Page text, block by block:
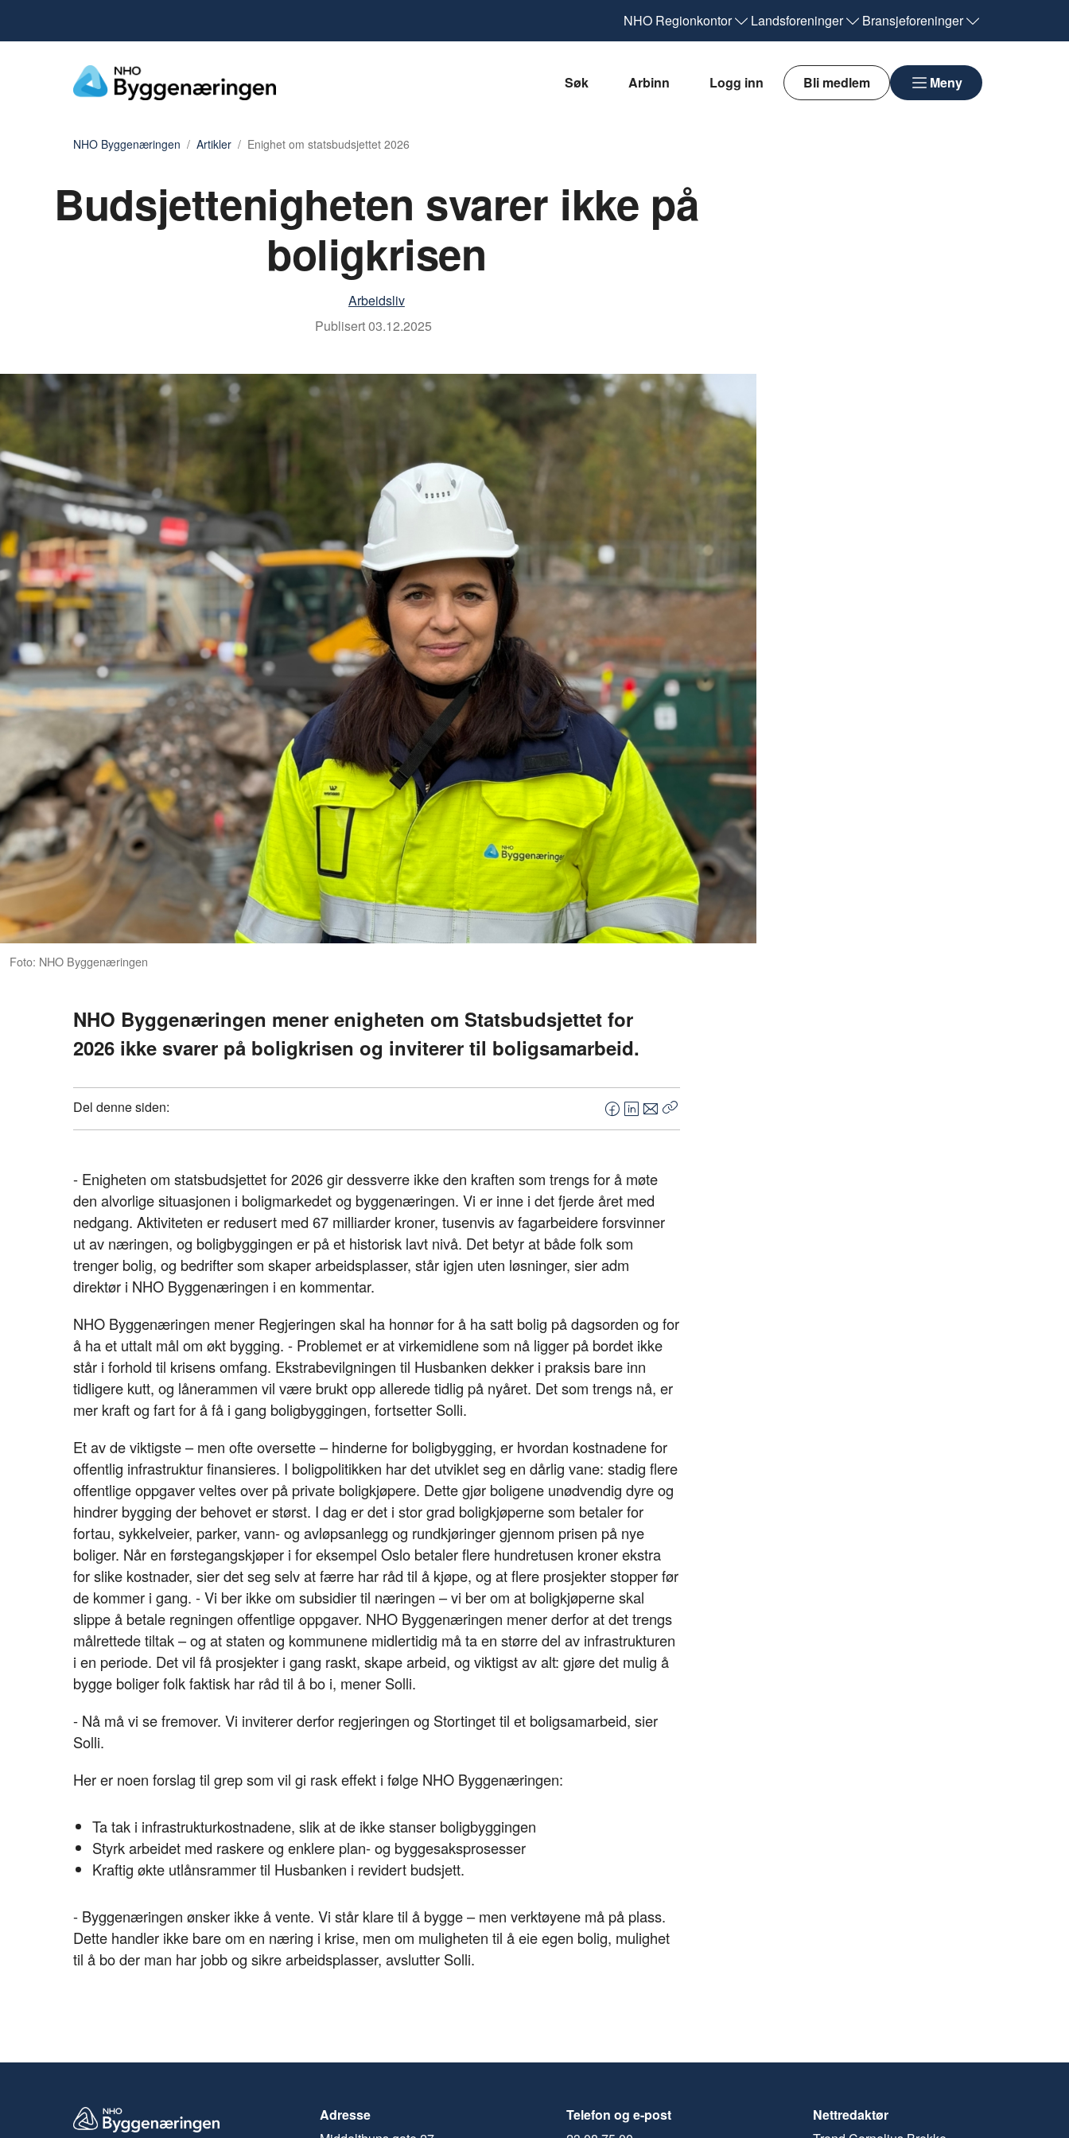
NHO Regionkontor Landsforeninger Bransjeforeninger
Søk Arbinn Logg inn Bli medlem Meny
NHO Byggenæringen Artikler Enighet om statsbudsjettet 2026
Budsjettenigheten svarer ikke på
boligkrisen
Arbeidsliv
Publisert03.12.2025
Foto: NHO Byggenæringen
NHO Byggenæringen mener enigheten om Statsbudsjettet for
2026 ikke svarer på boligkrisen og inviterer til boligsamarbeid.
Del denne siden:
F
a
e
b
o
o
k
L
i
k
d
I
n
E
-
o
t
Kopier
- Enigheten om statsbudsjettet for 2026 gir dessverre ikke den kraften som trengs for å møte
den alvorlige situasjonen i boligmarkedet og byggenæringen. Vi er inne i det fjerde året med
nedgang. Aktiviteten er redusert med 67 milliarder kroner, tusenvis av fagarbeidere forsvinner
ut av næringen, og boligbyggingen er på et historisk lavt nivå. Det betyr at både folk som
trenger bolig, og bedrifter som skaper arbeidsplasser, står igjen uten løsninger, sier adm
direktør i NHO Byggenæringen i en kommentar.
NHO Byggenæringen mener Regjeringen skal ha honnør for å ha satt bolig på dagsorden og for
å ha et uttalt mål om økt bygging. - Problemet er at virkemidlene som nå ligger på bordet ikke
står i forhold til krisens omfang. Ekstrabevilgningen til Husbanken dekker i praksis bare inn
tidligere kutt, og lånerammen vil være brukt opp allerede tidlig på nyåret. Det som trengs nå, er
mer kraft og fart for å få i gang boligbyggingen, fortsetter Solli.
Et av de viktigste – men ofte oversette – hinderne for boligbygging, er hvordan kostnadene for
offentlig infrastruktur finansieres. I boligpolitikken har det utviklet seg en dårlig vane: stadig flere
offentlige oppgaver veltes over på private boligkjøpere. Dette gjør boligene unødvendig dyre og
hindrer bygging der behovet er størst. I dag er det i stor grad boligkjøperne som betaler for
fortau, sykkelveier, parker, vann- og avløpsanlegg og rundkjøringer gjennom prisen på nye
boliger. Når en førstegangskjøper i for eksempel Oslo betaler flere hundretusen kroner ekstra
for slike kostnader, sier det seg selv at færre har råd til å kjøpe, og at flere prosjekter stopper før
de kommer i gang. - Vi ber ikke om subsidier til næringen – vi ber om at boligkjøperne skal
slippe å betale regningen offentlige oppgaver. NHO Byggenæringen mener derfor at det trengs
målrettede tiltak – og at staten og kommunene midlertidig må ta en større del av infrastrukturen
i en periode. Det vil få prosjekter i gang raskt, skape arbeid, og viktigst av alt: gjøre det mulig å
bygge boliger folk faktisk har råd til å bo i, mener Solli.
- Nå må vi se fremover. Vi inviterer derfor regjeringen og Stortinget til et boligsamarbeid, sier
Solli.
Her er noen forslag til grep som vil gi rask effekt i følge NHO Byggenæringen:
Ta tak i infrastrukturkostnadene, slik at de ikke stanser boligbyggingen
Styrk arbeidet med raskere og enklere plan- og byggesaksprosesser
Kraftig økte utlånsrammer til Husbanken i revidert budsjett.
- Byggenæringen ønsker ikke å vente. Vi står klare til å bygge – men verktøyene må på plass.
Dette handler ikke bare om en næring i krise, men om muligheten til å eie egen bolig, mulighet
til å bo der man har jobb og sikre arbeidsplasser, avslutter Solli.
Adresse
Telefon og e-post
Nettredaktør